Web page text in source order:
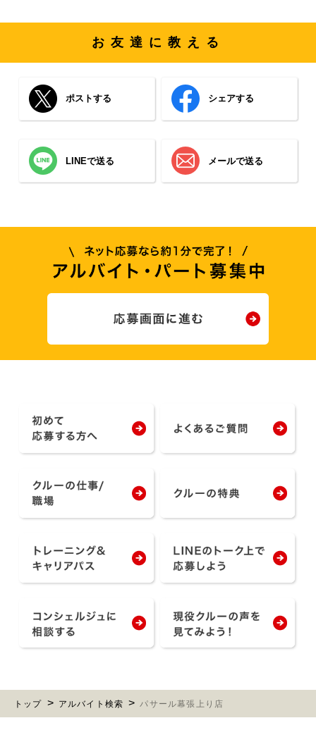
お友達に教える
ポストする シェアする
LINEで送る メールで送る
トップ アルバイト検索 パサール幕張上り店